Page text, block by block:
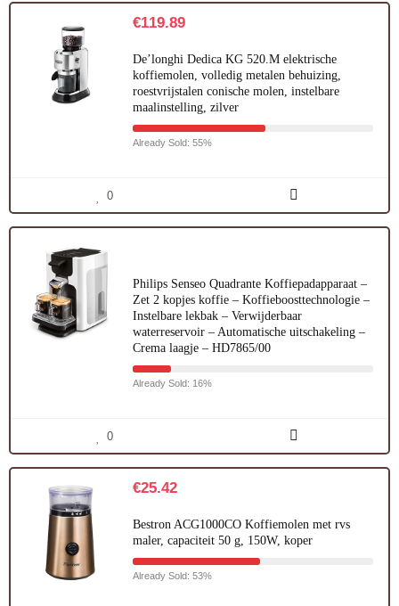
€119.89
De’longhi Dedica KG 520.M elektrische
koffiemolen, volledig metalen behuizing,
roestvrijstalen conische molen, instelbare
maalinstelling, zilver
Already Sold: 55%
0
Philips Senseo Quadrante Koffiepadapparaat –
Zet 2 kopjes koffie – Koffieboosttechnologie –
Instelbare lekbak – Verwijderbaar
waterreservoir – Automatische uitschakeling –
Crema laagje – HD7865/00
Already Sold: 16%
0
€25.42
Bestron ACG1000CO Koffiemolen met rvs
maler, capaciteit 50 g, 150W, koper
Already Sold: 53%